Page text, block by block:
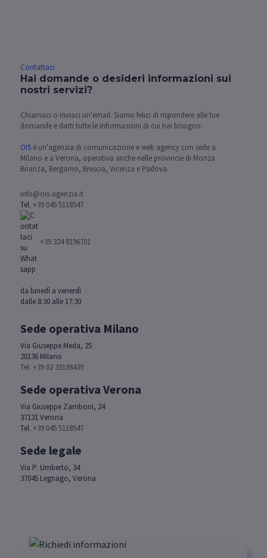
Contattaci
Hai domande o desideri informazioni sui
nostri servizi?
Chiamaci o inviaci un'email. Siamo felici di rispondere alle tue
domande e darti tutte le informazioni di cui hai bisogno.
OISè un'agenzia di comunicazione e web agency con sede a
Milano e a Verona, operativa anche nelle provincie di Monza
Brianza, Bergamo, Brescia, Vicenza e Padova.
info@ois-agenzia.it
Tel. +39 045 5118547
+39 324 8196701
da lunedì a venerdì
dalle 8:30 alle 17:30
Sede operativa Milano
Via Giuseppe Meda, 25
20136 Milano
Tel. +39 02 39198439
Sede operativa Verona
Via Giuseppe Zamboni, 24
37131 Verona
Tel. +39 045 5118547
Sede legale
Via P. Umberto, 34
37045 Legnago, Verona